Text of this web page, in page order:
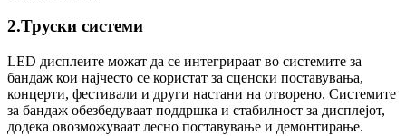
2.Труски системи
LED дисплеите можат да се интегрираат во системите за
бандаж кои најчесто се користат за сценски поставувања,
концерти, фестивали и други настани на отворено. Системите
за бандаж обезбедуваат поддршка и стабилност за дисплејот,
додека овозможуваат лесно поставување и демонтирање.